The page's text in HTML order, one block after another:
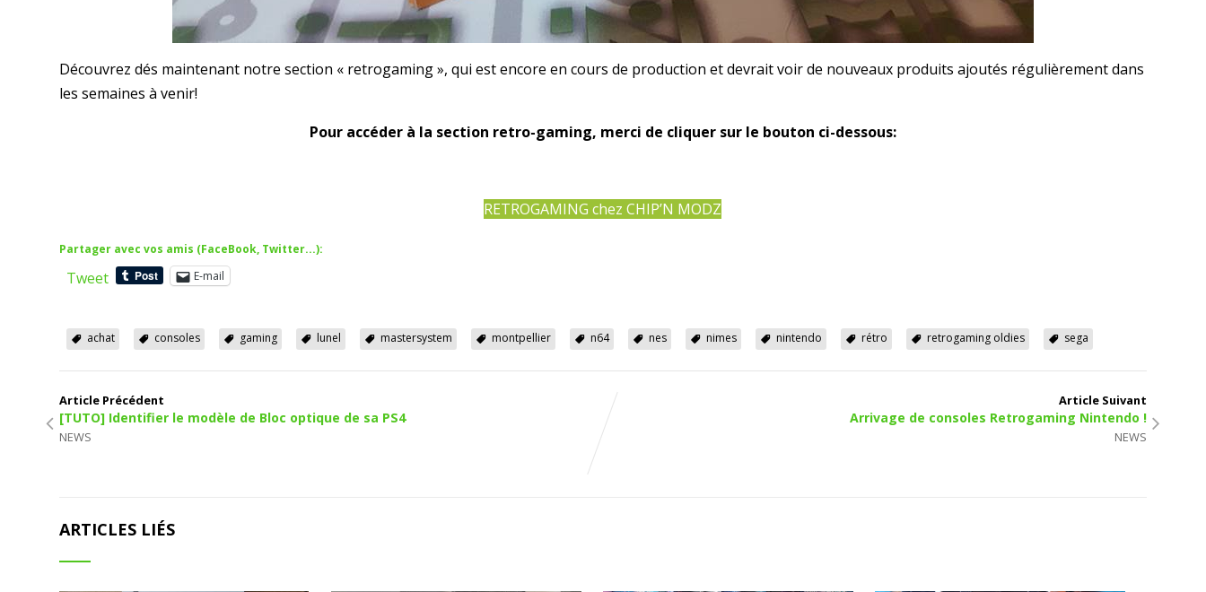
Découvrez dés maintenant notre section « retrogaming », qui est encore en cours de production et devrait voir de nouveaux produits ajoutés régulièrement dans
les semaines à venir!
Pour accéder à la section retro-gaming, merci de cliquer sur le bouton ci-dessous:
RETROGAMING chez CHIP’N MODZ
Partager avec vos amis (FaceBook, Twitter...):
Tweet E-mail
achat consoles gaming lunel mastersystem montpellier n64 nes nimes nintendo rétro retrogaming oldies sega
Article Précédent
[TUTO] Identifier le modèle de Bloc optique de sa PS4
NEWS
Article Suivant
Arrivage de consoles Retrogaming Nintendo !
NEWS
ARTICLES LIÉS